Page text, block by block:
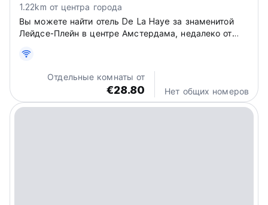
1.22km от центра города
Вы можете найти отель De La Haye за знаменитой
Лейдсе-Плейн в центре Амстердама, недалеко от
Отдельные комнаты от
€28.80 Нет общих номеров